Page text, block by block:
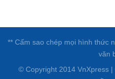
** Cấm sao chép mọi hình thức
văn
© Copyright 2014 VnXpress